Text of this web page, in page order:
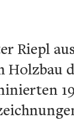
Riepl
Holzbau